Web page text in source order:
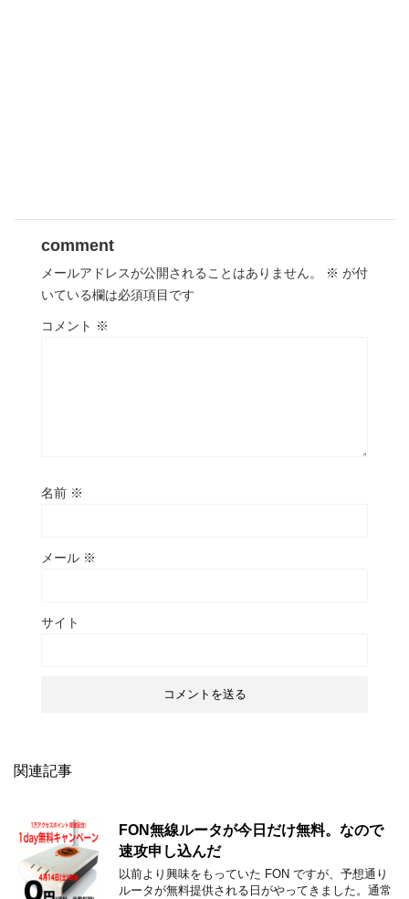
comment
メールアドレスが公開されることはありません。 ※ が付
いている欄は必須項目です
コメント ※
名前 ※
メール ※
サイト
関連記事
FON無線ルータが今日だけ無料。なので
速攻申し込んだ
以前より興味をもっていた FON ですが、予想通り
ルータが無料提供される日がやってきました。通常